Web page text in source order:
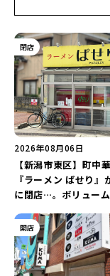
閉店
2026年08月06日
【新潟市東区】町中
『ラーメン ぱせり』
に閉店…。ボリュー
開店